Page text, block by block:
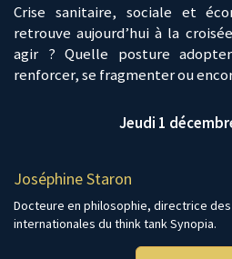
Crise sanitaire, sociale et
retrouve aujourd’hui à la
agir ? Quelle posture
renforcer, se fragmenter ou
Jeudi 1
Joséphine Staron
Docteure en philosophie, directrice
internationales du think tank Synopia.